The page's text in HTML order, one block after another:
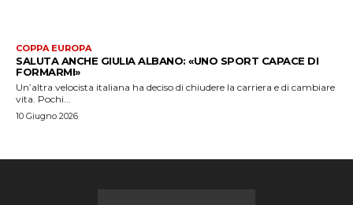
COPPA EUROPA
SALUTA ANCHE GIULIA ALBANO: «UNO SPORT CAPACE DI
FORMARMI»
Un’altra velocista italiana ha deciso di chiudere la carriera e di cambiare
vita. Pochi...
10 Giugno 2026